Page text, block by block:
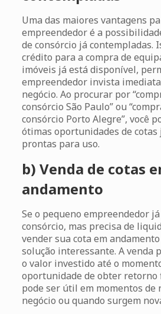
Uma das maiores vantagens
empreendedor é a
de consórcio já contempladas.
crédito para a compra de
imóveis já está disponível,
empreendedor invista
negócio. Ao procurar por
consórcio São Paulo” ou
consórcio Porto Alegre”, você
ótimas oportunidades de cotas
prontas para uso.
b) Venda de cotas
andamento
Se o pequeno empreendedor
consórcio, mas precisa de
vender sua cota em
solução interessante. A venda
o valor investido até o
oportunidade de obter retorno
pode ser útil em momentos de
negócio ou quando surgem